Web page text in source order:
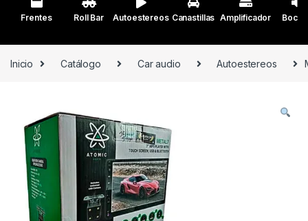
Frentes Roll Bar Autoestereos Canastillas Amplificador
Inicio Catálogo Car audio Autoestereos